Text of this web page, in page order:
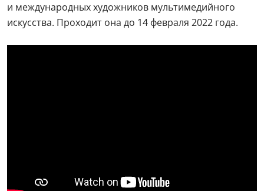
и международных художников мультимедийного
искусства. Проходит она до 14 февраля 2022 года.